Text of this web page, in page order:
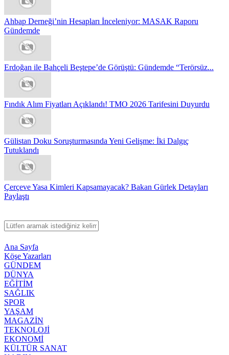
Ahbap Derneği’nin Hesapları İnceleniyor: MASAK Raporu
Gündemde
Erdoğan ile Bahçeli Beştepe’de Görüştü: Gündemde “Terörsüz...
Fındık Alım Fiyatları Açıklandı! TMO 2026 Tarifesini Duyurdu
Gülistan Doku Soruşturmasında Yeni Gelişme: İki Dalgıç
Tutuklandı
Çerçeve Yasa Kimleri Kapsamayacak? Bakan Gürlek Detayları
Paylaştı
Ana Sayfa
Köşe Yazarları
GÜNDEM
DÜNYA
EĞİTİM
SAĞLIK
SPOR
YAŞAM
MAGAZİN
TEKNOLOJİ
EKONOMİ
KÜLTÜR SANAT